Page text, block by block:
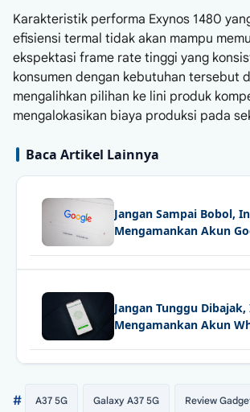
Karakteristik performa Exynos 1480
efisiensi termal tidak akan mampu
ekspektasi frame rate tinggi yang
konsumen dengan kebutuhan tersebut
mengalihkan pilihan ke lini produk
mengalokasikan biaya produksi pada
Baca Artikel Lainnya
Jangan Sampai Bobol,
Mengamankan Akun
Jangan Tunggu Dibajak,
Mengamankan Akun
Peretasan
# A37 5G Galaxy A37 5G Review